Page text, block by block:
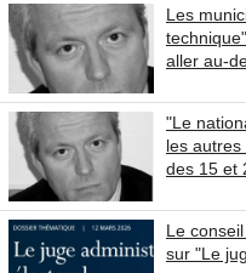
Les
aller au-
"Le
les
des 15 et
Le
sur "Le